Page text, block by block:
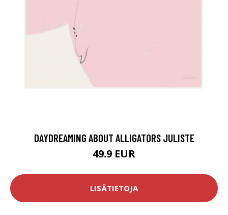
DAYDREAMING ABOUT ALLIGATORS JULISTE
49.9 EUR
LISÄTIETOJA